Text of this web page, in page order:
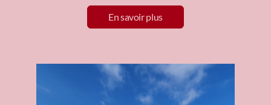
En savoir plus